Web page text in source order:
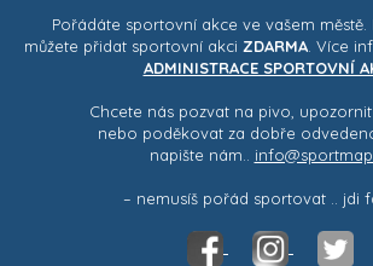
Pořádáte sportovní akce ve vašem městě.
můžete přidat sportovní akci ZDARMA . Více
ADMINISTRACE SPORTOVNÍ
Chcete nás pozvat na pivo,
nebo poděkovat za dobře
napište nám..
– nemusíš pořád sportovat .. jdi